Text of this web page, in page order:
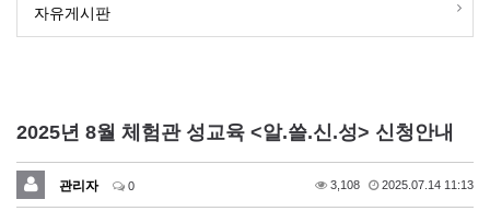
자유게시판
2025년 8월 체험관 성교육 <알.쓸.신.성> 신청안내
관리자 0 3,108 2025.07.14 11:13